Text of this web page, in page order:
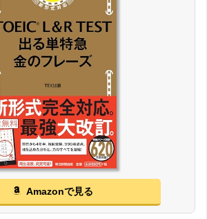
Amazonで見る